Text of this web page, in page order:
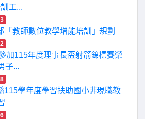
工...
「教師數位教學增能培訓」規劃
加115年度理事長盃射箭錦標賽榮
子...
115學年度學習扶助國小非現職教